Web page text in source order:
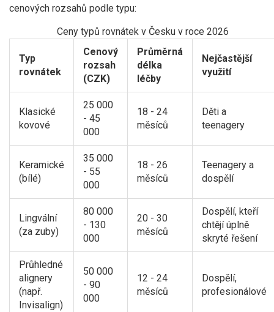
cenových rozsahů podle typu:
Ceny typů rovnátek v Česku v roce 2026
Typ
rovnátek
Cenový
rozsah
(CZK)
Průměrná
délka
léčby
Nejčastější
využití
Klasické
kovové
25 000
- 45
000
18 - 24
měsíců
Děti a
teenagery
Keramické
(bílé)
35 000
- 55
000
18 - 26
měsíců
Teenagery a
dospělí
Lingvální
(za zuby)
80 000
- 130
000
20 - 30
měsíců
Dospělí, kteří
chtějí úplně
skryté řešení
Průhledné
alignery
(např.
Invisalign)
50 000
- 90
000
12 - 24
měsíců
Dospělí,
profesionálové